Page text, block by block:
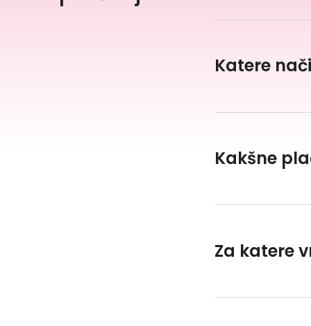
Katere
Kakšne
Za katere